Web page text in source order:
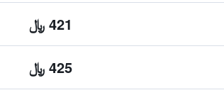
421 ﷼
425 ﷼